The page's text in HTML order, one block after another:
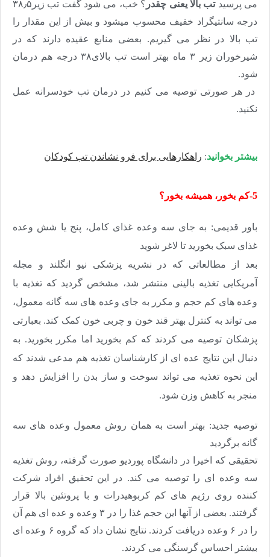
می پرسیدتب بالا یعنی چقدر
؟ خب، می شود گفت تب زیر۳۸٫۵
درجه سانتیگراد خفیف محسوب میشود و بیش از این مقدار را
تب بالا در نظر می گیریم. بعضی منابع عقیده دارند که در
شیرخوران زیر ۳ ماه بهتر است تب بالای۳۸ درجه هم درمان
شود.
در هر صورتی توصیه می کنیم در درمان تب خودسرانه عمل
نکنید.
بیشتر بخوانید: راهکارهایی برای فرو نشاندن تب کودکان
5-کم بخور، همیشه بخور؟
باور قدیمی: به جای سه وعده غذای کامل، پنج یا شش وعده
غذای سبک بخورید تا لاغر شوید
بعد از مطالعاتی که در نشریه پزشکی نیو انگلند و مجله
آمریکایی تغذیه بالینی منتشر شد، مشخص گردید که تغذیه با
وعده های کم حجم و مکرر به جای وعده های سه گانه معمول،
می تواند به کنترل بهتر قند خون و چربی خون کمک کند. بعبارتی
پزشکان توصیه می کردند که کم بخورید اما مکرر بخورید. به
دنبال این نتایج عده ای از کارشناسان تغذیه هم مدعی شدند که
این نحوه تغذیه می تواند سوخت و ساز بدن را افزایش دهد و
منجر به کاهش وزن شود.
توصیه جدید: بهتر است به همان روش معمول وعده های سه
گانه برگردید
تحقیقی که اخیرا در دانشگاه پوردیو صورت گرفته، روش تغذیه
سه وعده ای را توصیه می کند. در این تحقیق افراد شرکت
کننده روی رژیم های کم کربوهیدرات و با پروتئین بالا قرار
گرفتند. بعضی از آنها این حجم غذا را در ۳ وعده و عده ای هم آن
را در ۶ وعده دریافت کردند. نتایج نشان داد که گروه ۶ وعده ای
بیشتر احساس گرسنگی می کردند.